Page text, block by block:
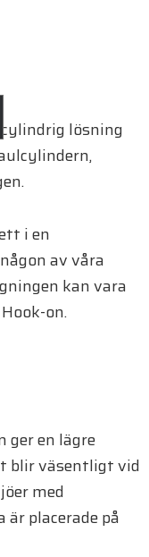
cylindrig lösning
i en
av våra
kan vara
on.
ger en lägre
blir väsentligt vid
med
placerade på